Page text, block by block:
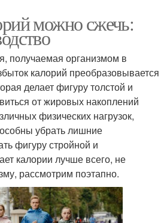
можно сжечь:
получаемая организмом в
калорий преобразовывается
делает фигуру толстой и
от жировых накоплений
физических нагрузок,
убрать лишние
фигуру стройной и
калории лучше всего, не
рассмотрим поэтапно.